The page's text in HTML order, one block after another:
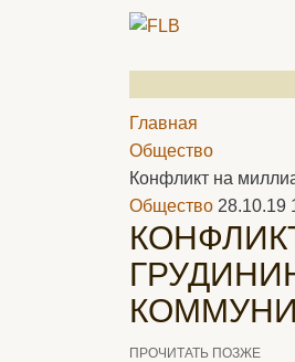
Главная
Общество
Конфликт на
Общество 28.10.19
ПРОЧИТАТЬ ПОЗЖЕ